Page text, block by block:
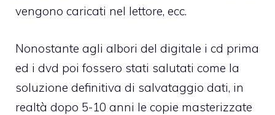
vengono caricati nel lettore, ecc.
Nonostante agli albori del digitale i cd prima
ed i dvd poi fossero stati salutati come la
soluzione definitiva di salvataggio dati, in
realtà dopo 5-10 anni le copie masterizzate